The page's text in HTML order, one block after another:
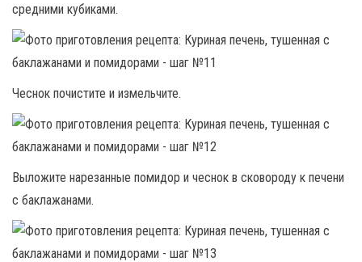
средними кубиками.
Чеснок почистите и измельчите.
Выложите нарезанные помидор и чеснок в сковороду к печени
с баклажанами.